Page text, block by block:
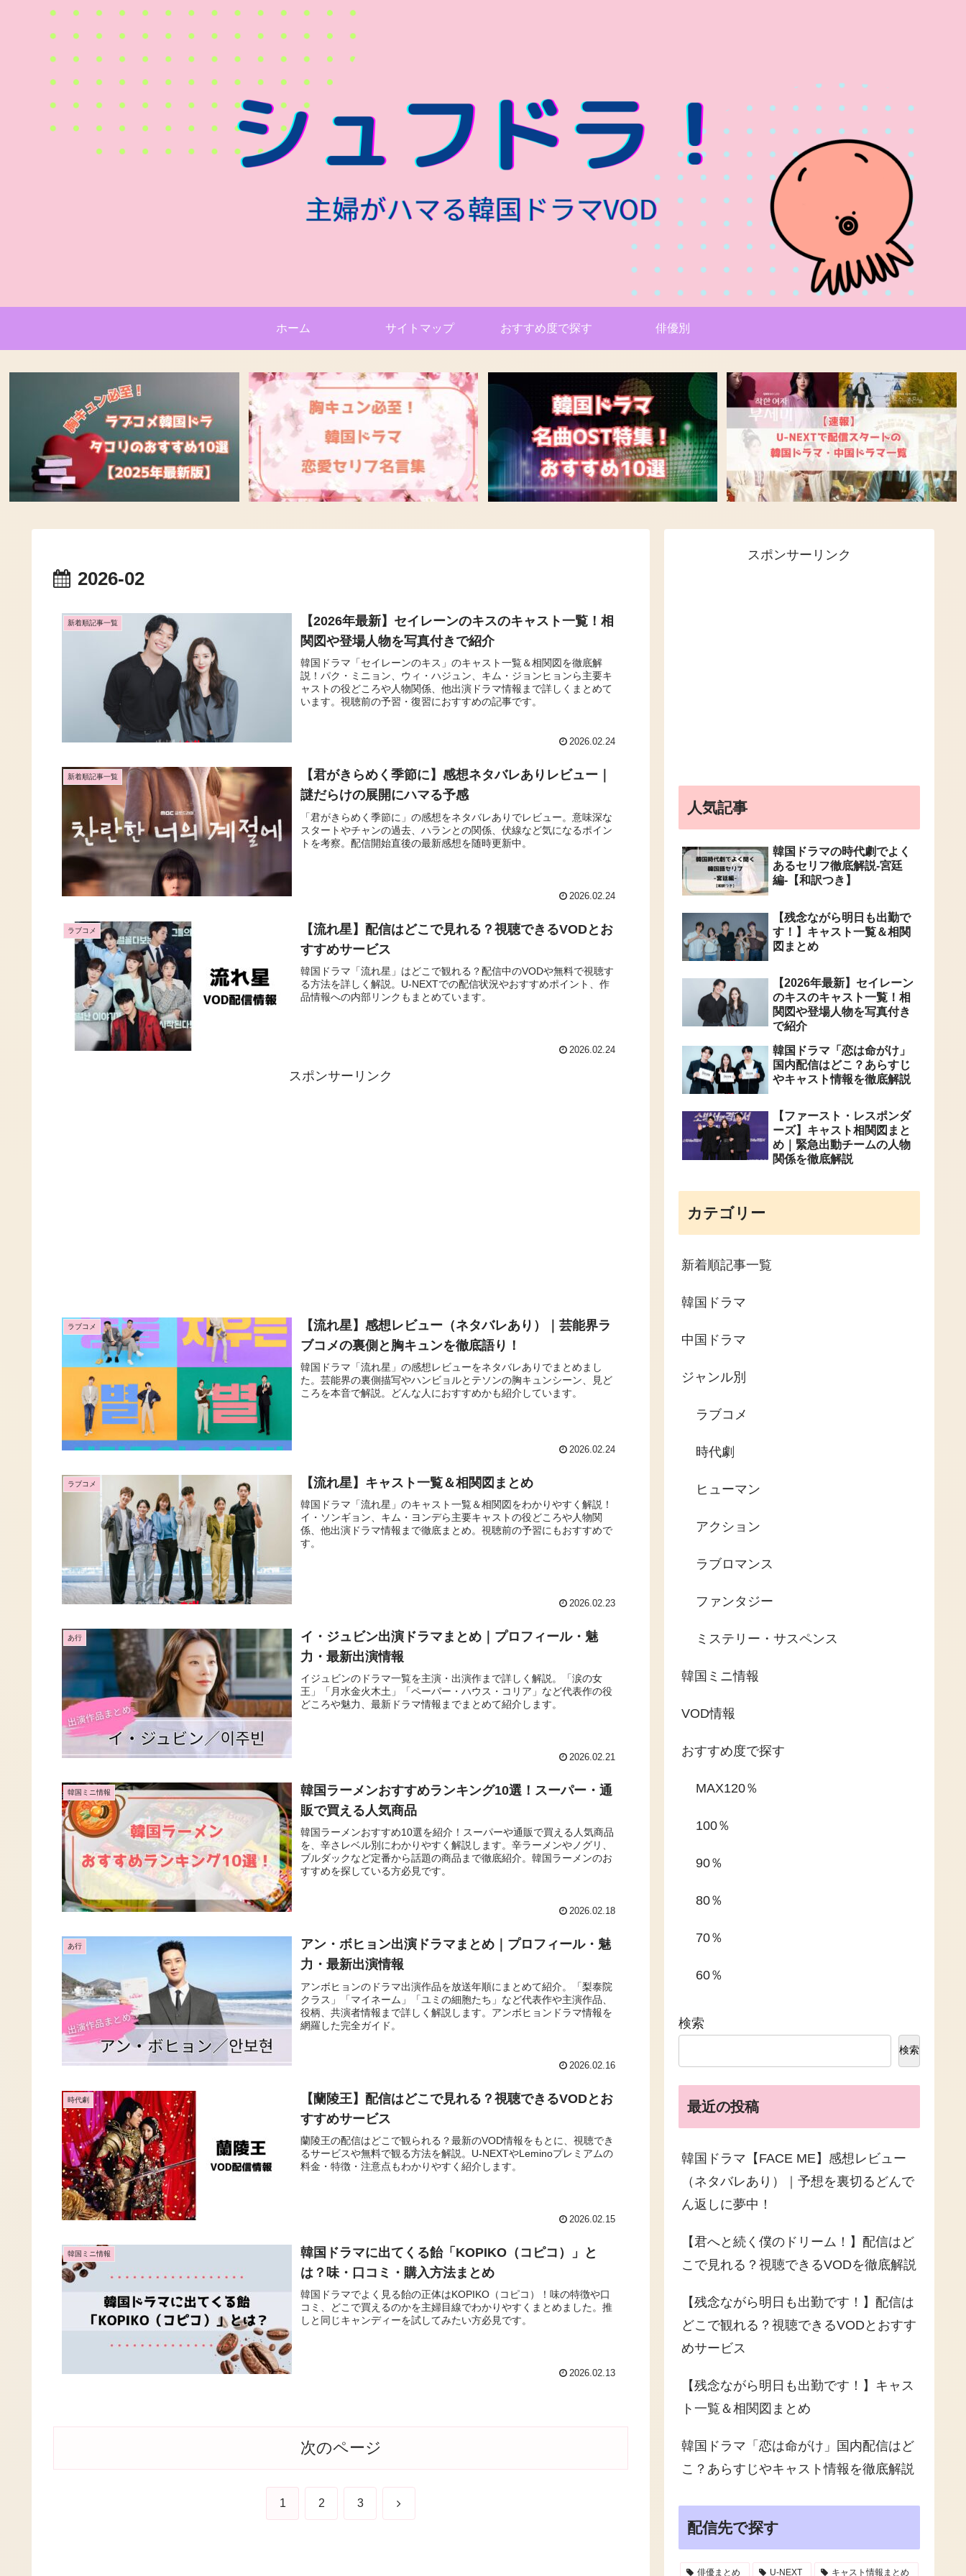
ホーム サイトマップ おすすめ度で探す 俳優別
2026-02
新着順記事一覧
【2026年最新】セイレーンのキスのキャスト一覧！相
関図や登場人物を写真付きで紹介
韓国ドラマ「セイレーンのキス」のキャスト一覧＆相関図を徹底解
説！パク・ミニョン、ウィ・ハジュン、キム・ジョンヒョンら主要キ
ャストの役どころや人物関係、他出演ドラマ情報まで詳しくまとめて
います。視聴前の予習・復習におすすめの記事です。
2026.02.24
新着順記事一覧
【君がきらめく季節に】感想ネタバレありレビュー｜
謎だらけの展開にハマる予感
「君がきらめく季節に」の感想をネタバレありでレビュー。意味深な
スタートやチャンの過去、ハランとの関係、伏線など気になるポイン
トを考察。配信開始直後の最新感想を随時更新中。
2026.02.24
ラブコメ
【流れ星】配信はどこで見れる？視聴できるVODとお
すすめサービス
韓国ドラマ「流れ星」はどこで観れる？配信中のVODや無料で視聴す
る方法を詳しく解説。U-NEXTでの配信状況やおすすめポイント、作
品情報への内部リンクもまとめています。
2026.02.24
スポンサーリンク
ラブコメ
【流れ星】感想レビュー（ネタバレあり）｜芸能界ラ
ブコメの裏側と胸キュンを徹底語り！
韓国ドラマ「流れ星」の感想レビューをネタバレありでまとめまし
た。芸能界の裏側描写やハンビョルとテソンの胸キュンシーン、見ど
ころを本音で解説。どんな人におすすめかも紹介しています。
2026.02.24
ラブコメ 【流れ星】キャスト一覧＆相関図まとめ
韓国ドラマ「流れ星」のキャスト一覧＆相関図をわかりやすく解説！
イ・ソンギョン、キム・ヨンデら主要キャストの役どころや人物関
係、他出演ドラマ情報まで徹底まとめ。視聴前の予習にもおすすめで
す。
2026.02.23
あ行
イ・ジュビン出演ドラマまとめ｜プロフィール・魅
力・最新出演情報
イジュビンのドラマ一覧を主演・出演作まで詳しく解説。「涙の女
王」「月水金火木土」「ペーパー・ハウス・コリア」など代表作の役
どころや魅力、最新ドラマ情報までまとめて紹介します。
2026.02.21
韓国ミニ情報
韓国ラーメンおすすめランキング10選！スーパー・通
販で買える人気商品
韓国ラーメンおすすめ10選を紹介！スーパーや通販で買える人気商品
を、辛さレベル別にわかりやすく解説します。辛ラーメンやノグリ、
ブルダックなど定番から話題の商品まで徹底紹介。韓国ラーメンのお
すすめを探している方必見です。
2026.02.18
あ行
アン・ボヒョン出演ドラマまとめ｜プロフィール・魅
力・最新出演情報
アンボヒョンのドラマ出演作品を放送年順にまとめて紹介。「梨泰院
クラス」「マイネーム」「ユミの細胞たち」など代表作や主演作品、
役柄、共演者情報まで詳しく解説します。アンボヒョンドラマ情報を
網羅した完全ガイド。
2026.02.16
時代劇
【蘭陵王】配信はどこで見れる？視聴できるVODとお
すすめサービス
蘭陵王の配信はどこで観られる？最新のVOD情報をもとに、視聴でき
るサービスや無料で観る方法を解説。U-NEXTやLeminoプレミアムの
料金・特徴・注意点もわかりやすく紹介します。
2026.02.15
韓国ミニ情報
韓国ドラマに出てくる飴「KOPIKO（コピコ）」と
は？味・口コミ・購入方法まとめ
韓国ドラマでよく見る飴の正体はKOPIKO（コピコ）！味の特徴や口
コミ、どこで買えるのかを主婦目線でわかりやすくまとめました。推
しと同じキャンディーを試してみたい方必見です。
2026.02.13
次のページ
1 2 3 次
スポンサーリンク
人気記事
韓国ドラマの時代劇でよく
あるセリフ徹底解説-宮廷
編-【和訳つき】
【残念ながら明日も出勤で
す！】キャスト一覧＆相関
図まとめ
【2026年最新】セイレーン
のキスのキャスト一覧！相
関図や登場人物を写真付き
で紹介
韓国ドラマ「恋は命がけ」
国内配信はどこ？あらすじ
やキャスト情報を徹底解説
【ファースト・レスポンダ
ーズ】キャスト相関図まと
め｜緊急出動チームの人物
関係を徹底解説
カテゴリー
新着順記事一覧
韓国ドラマ
中国ドラマ
ジャンル別
ラブコメ
時代劇
ヒューマン
アクション
ラブロマンス
ファンタジー
ミステリー・サスペンス
韓国ミニ情報
VOD情報
おすすめ度で探す
MAX120％
100％
90％
80％
70％
60％
検索
検索
最近の投稿
韓国ドラマ【FACE ME】感想レビュー
（ネタバレあり）｜予想を裏切るどんで
ん返しに夢中！
【君へと続く僕のドリーム！】配信はど
こで見れる？視聴できるVODを徹底解説
【残念ながら明日も出勤です！】配信は
どこで観れる？視聴できるVODとおすす
めサービス
【残念ながら明日も出勤です！】キャス
ト一覧＆相関図まとめ
韓国ドラマ「恋は命がけ」国内配信はど
こ？あらすじやキャスト情報を徹底解説
配信先で探す
俳優まとめ U-NEXT キャスト情報まとめ